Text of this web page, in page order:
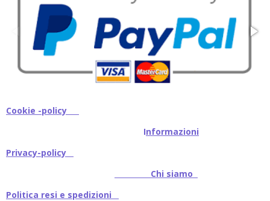
Cookie -policy
Informazioni
Privacy-policy
Chi siamo
Politica resi e spedizioni